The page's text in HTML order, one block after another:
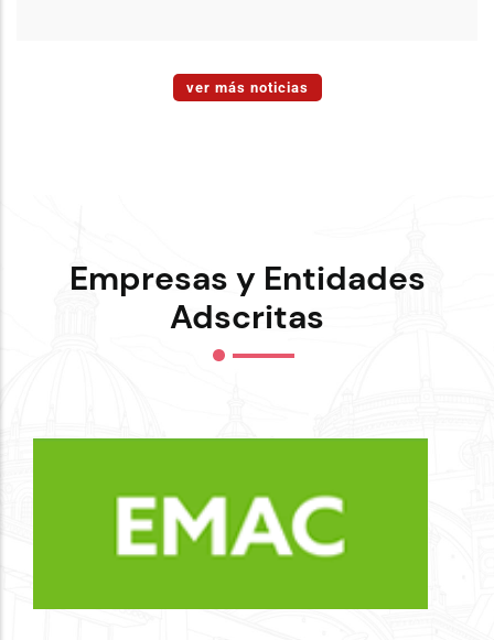
ver más noticias
Empresas y Entidades
Adscritas